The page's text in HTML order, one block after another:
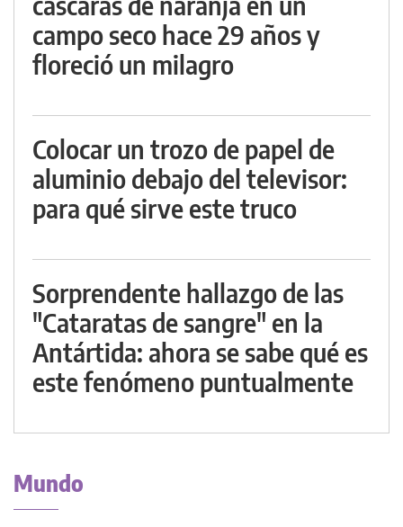
campo seco hace 29 años y
floreció un milagro
Colocar un trozo de papel de
aluminio debajo del televisor:
para qué sirve este truco
Sorprendente hallazgo de las
"Cataratas de sangre" en la
Antártida: ahora se sabe qué es
este fenómeno puntualmente
Mundo